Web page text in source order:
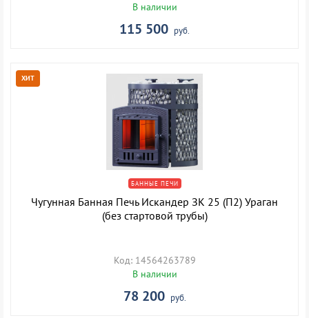
В наличии
115 500 руб.
ХИТ
БАННЫЕ ПЕЧИ
Чугунная Банная Печь Искандер ЗК 25 (П2) Ураган
(без стартовой трубы)
Код: 14564263789
В наличии
78 200 руб.